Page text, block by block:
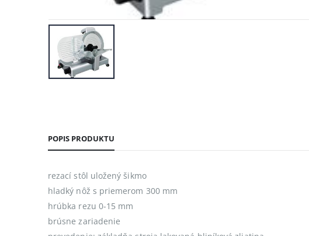
POPIS PRODUKTU
rezací stôl uložený šikmo
hladký nôž s priemerom 300 mm
hrúbka rezu 0-15 mm
brúsne zariadenie